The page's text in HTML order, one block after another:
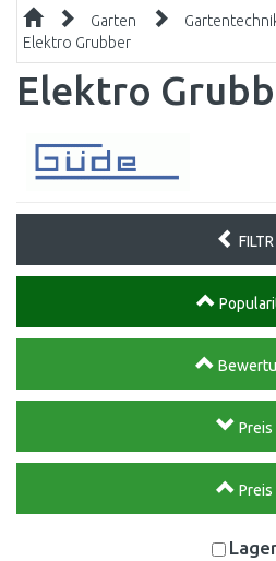
Garten
Elektro Grubber
Elektro
FILTR
Preis
Preis